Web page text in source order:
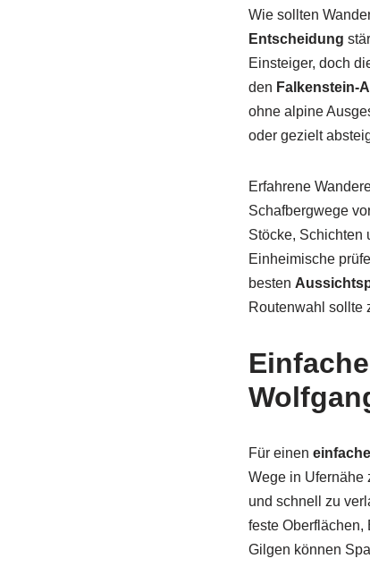
Wie sollten
Entscheidung
Einsteiger, doch
den Falkenstein-
ohne alpine
oder gezielt
Erfahrene
Schafbergwege
Stöcke, Schichten
Einheimische
besten
Routenwahl sollte
Für einen
Wege in Ufernähe
und schnell zu
feste Oberflächen,
Gilgen können